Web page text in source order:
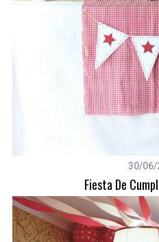
30/06/
Fiesta De